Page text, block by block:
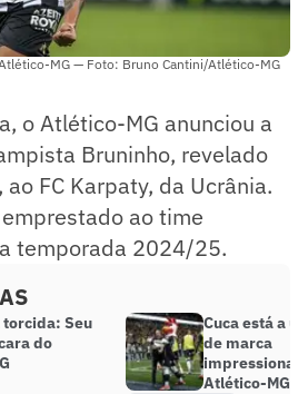
MG — Foto: Bruno Cantini/Atlético-MG
o Atlético-MG anunciou a
Bruninho, revelado
FC Karpaty, da Ucrânia.
ao time
temporada 2024/25.
torcida: Seu
do
Cuca está a
de marca
Atlético-MG